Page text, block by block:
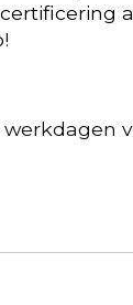
werkdagen